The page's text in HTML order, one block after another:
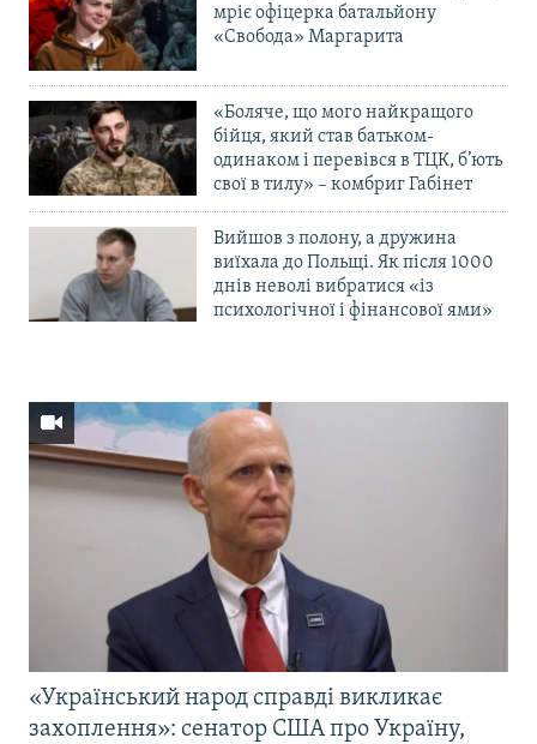
мріє офіцерка батальйону
«Свобода» Маргарита
«Боляче, що мого найкращого
бійця, який став батьком-
одинаком і перевівся в ТЦК, б’ють
свої в тилу» – комбриг Габінет
Вийшов з полону, а дружина
виїхала до Польщі. Як після 1000
днів неволі вибратися «із
психологічної і фінансової ями»
«Український народ справді викликає
захоплення»: сенатор США про Україну,